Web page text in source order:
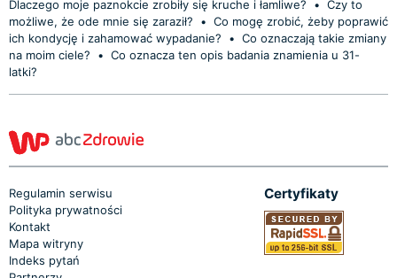
Dlaczego moje paznokcie zrobiły się kruche i łamliwe?
• Czy to
możliwe, że ode mnie się zaraził?
• Co mogę zrobić, żeby poprawić
ich kondycję i zahamować wypadanie?
• Co oznaczają takie zmiany
na moim ciele?
• Co oznacza ten opis badania znamienia u 31-
latki?
Regulamin serwisu
Polityka prywatności
Kontakt
Mapa witryny
Indeks pytań
Certyfikaty